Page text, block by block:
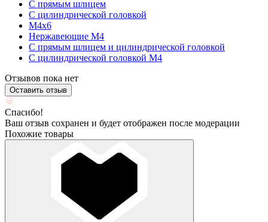
С прямым шлицем
С цилиндрической головкой
М4х6
Нержавеющие М4
С прямым шлицем и цилиндрической головкой
С цилиндрической головкой М4
Отзывов пока нет
Оставить отзыв
Спасибо!
Ваш отзыв сохранен и будет отображен после модерации
Похожие товары